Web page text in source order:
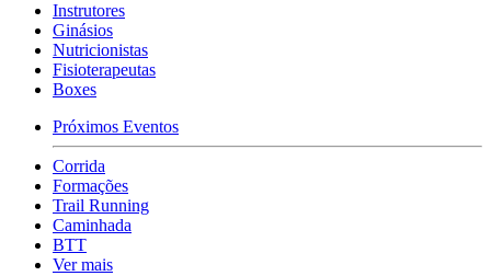
Instrutores
Ginásios
Nutricionistas
Fisioterapeutas
Boxes
Próximos Eventos
Corrida
Formações
Trail Running
Caminhada
BTT
Ver mais